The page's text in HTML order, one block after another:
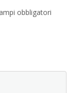
obbligatori